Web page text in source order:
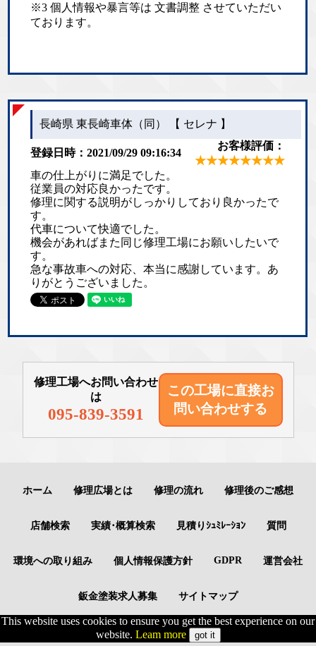
※3 個人情報や暴言等は 文書調整 させていただい
ております。
長崎県 東長崎車体（同） 【 セレナ 】
登録日時：2021/09/29 09:16:34
お客様評価：
★★★★★★★★
車の仕上がりに満足でした。
従業員の対応良かったです。
修理に関する説明がしっかりしており良かったで
す。
代車について快適でした。
機会があればまた同じ修理工場にお願いしたいで
す。
急な事故車への対応、本当に感謝しています。あ
りがとうございました。
修理工場へお問い合わせ
は
095-839-3591
この工場に直接お
問い合わせする
ホーム 修理広場とは 修理の流れ 修理後のご感想
店舗検索 実績･概算検索 見積りｼｭﾐﾚｰｼｮﾝ 質問
環境への取り組み 個人情報保護方針 GDPR 運営会社
鈑金塗装求人募集 サイトマップ
This website uses cookies to ensure you get the best experience on our
website. Leam more got it